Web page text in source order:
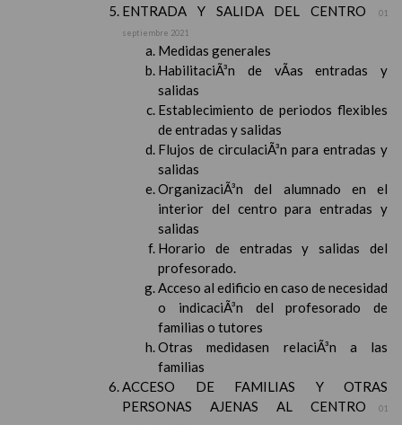
ENTRADA Y SALIDA DEL CENTRO
01
septiembre 2021
Medidas generales
HabilitaciÃ³n de vÃ­as entradas y
salidas
Establecimiento de periodos flexibles
de entradas y salidas
Flujos de circulaciÃ³n para entradas y
salidas
OrganizaciÃ³n del alumnado en el
interior del centro para entradas y
salidas
Horario de entradas y salidas del
profesorado.
Acceso al edificio en caso de necesidad
o indicaciÃ³n del profesorado de
familias o tutores
Otras medidasen relaciÃ³n a las
familias
ACCESO DE FAMILIAS Y OTRAS
PERSONAS AJENAS AL CENTRO
01